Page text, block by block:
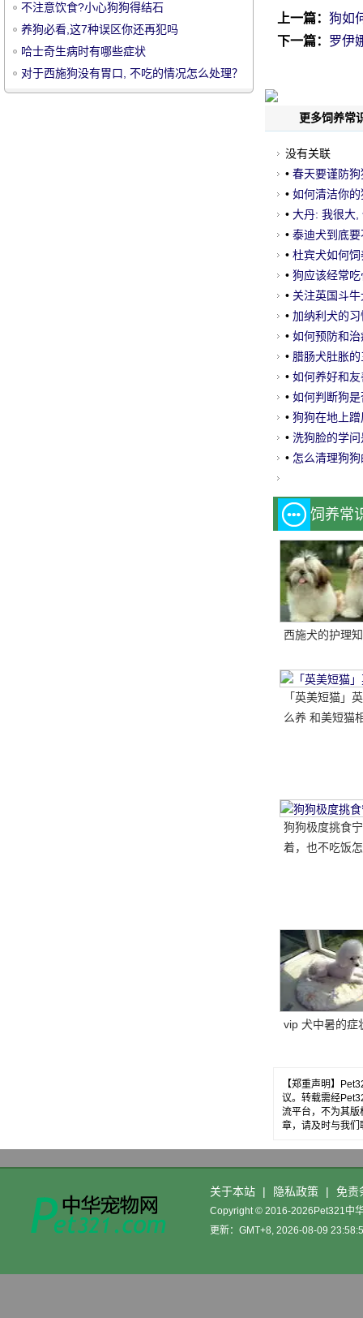
上一篇： 狗如
下一篇： 罗伊
更多饲养常
没有关联
• 春天要谨防
• 如何清洁你
• 大丹: 我很大,
• 泰迪犬到底
• 杜宾犬如何
• 狗应该经常
• 关注英国斗
• 加纳利犬的
• 如何预防和
• 腊肠犬肚胀
• 如何养好和
• 如何判断狗
• 狗狗在地上
• 洗狗脸的学
• 怎么清理狗
饲养常
西施犬的护理
「英美短猫」
么养 和美短猫
狗狗极度挑食
着，也不吃饭
vip 犬中暑的症
【郑重声明】
议。转载需经
流平台，不为其
章，请及时与我
不注意饮食?小心狗狗得结石
养狗必看,这7种误区你还再犯吗
哈士奇生病时有哪些症状
对于西施狗没有胃口, 不吃的情况怎么处理？
关于本站 | 隐私政策 | 免责
Copyright © 2016-2026Pet321中
更新：GMT+8, 2026-08-09